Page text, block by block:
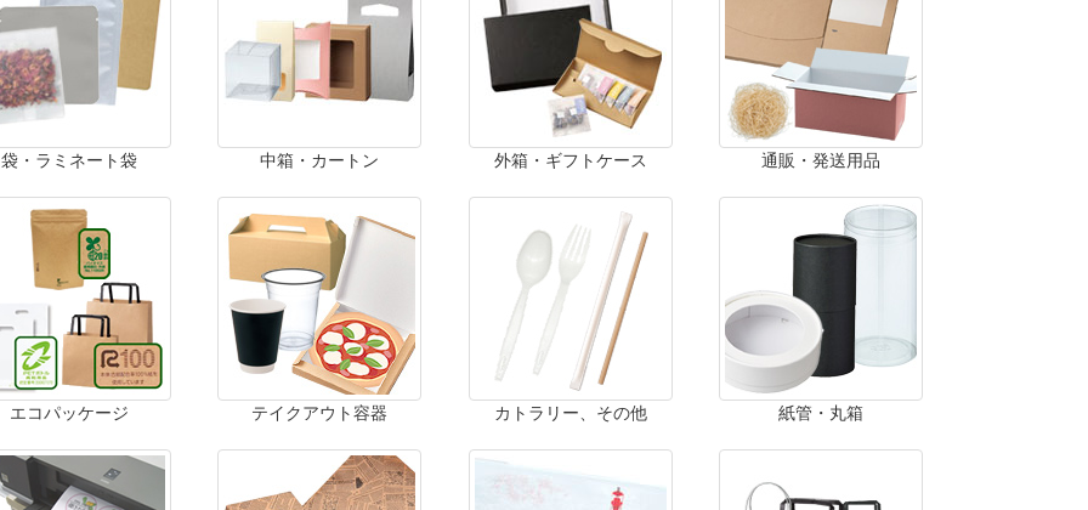
袋・ラミネート袋 中箱・カートン 外箱・ギフトケース 通販・発送用品
エコパッケージ テイクアウト容器 カトラリー、その他 紙管・丸箱